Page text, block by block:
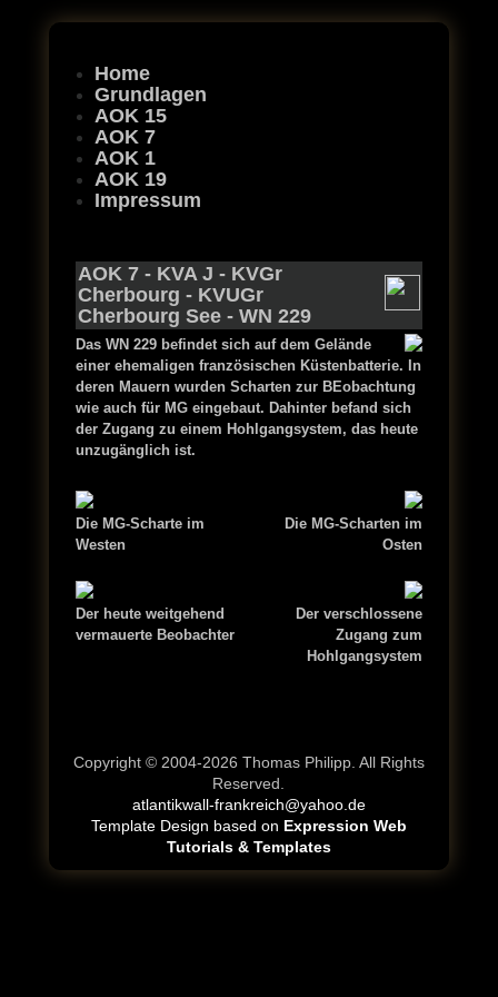
Home
Grundlagen
AOK 15
AOK 7
AOK 1
AOK 19
Impressum
AOK 7- KVA J - KVGr
Cherbourg - KVUGr
Cherbourg See- WN 229
Das WN 229 befindet sich auf dem Gelände
einer ehemaligen französischen Küstenbatterie. In
deren Mauern wurden Scharten zur BEobachtung
wie auch für MG eingebaut. Dahinter befand sich
der Zugang zu einem Hohlgangsystem, das heute
unzugänglich ist.
Die MG-Scharte im
Westen
Die MG-Scharten im
Osten
Der heute weitgehend
vermauerte Beobachter
Der verschlossene
Zugang zum
Hohlgangsystem
Copyright © 2004-2026 Thomas Philipp. All Rights
Reserved.
atlantikwall-frankreich@yahoo.de
Template Design based on Expression Web
Tutorials & Templates